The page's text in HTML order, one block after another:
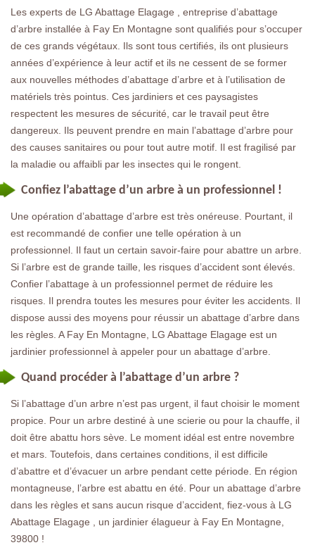
Les experts de LG Abattage Elagage , entreprise d’abattage
d’arbre installée à Fay En Montagne sont qualifiés pour s’occuper
de ces grands végétaux. Ils sont tous certifiés, ils ont plusieurs
années d’expérience à leur actif et ils ne cessent de se former
aux nouvelles méthodes d’abattage d’arbre et à l’utilisation de
matériels très pointus. Ces jardiniers et ces paysagistes
respectent les mesures de sécurité, car le travail peut être
dangereux. Ils peuvent prendre en main l’abattage d’arbre pour
des causes sanitaires ou pour tout autre motif. Il est fragilisé par
la maladie ou affaibli par les insectes qui le rongent.
Confiez l’abattage d’un arbre à un professionnel !
Une opération d’abattage d’arbre est très onéreuse. Pourtant, il
est recommandé de confier une telle opération à un
professionnel. Il faut un certain savoir-faire pour abattre un arbre.
Si l’arbre est de grande taille, les risques d’accident sont élevés.
Confier l’abattage à un professionnel permet de réduire les
risques. Il prendra toutes les mesures pour éviter les accidents. Il
dispose aussi des moyens pour réussir un abattage d’arbre dans
les règles. A Fay En Montagne, LG Abattage Elagage est un
jardinier professionnel à appeler pour un abattage d’arbre.
Quand procéder à l’abattage d’un arbre ?
Si l’abattage d’un arbre n’est pas urgent, il faut choisir le moment
propice. Pour un arbre destiné à une scierie ou pour la chauffe, il
doit être abattu hors sève. Le moment idéal est entre novembre
et mars. Toutefois, dans certaines conditions, il est difficile
d’abattre et d’évacuer un arbre pendant cette période. En région
montagneuse, l’arbre est abattu en été. Pour un abattage d’arbre
dans les règles et sans aucun risque d’accident, fiez-vous à LG
Abattage Elagage , un jardinier élagueur à Fay En Montagne,
39800 !